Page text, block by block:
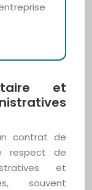
et
contrat de
respect de
et
souvent